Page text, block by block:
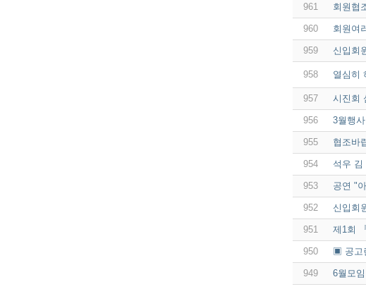
961 회원협
960 회원여
959 신입회
958 열심히
957 시진회
956 3월행
955 협조바
954 석우 김
953 공연 "
952 신입회
951 제1회
950 ▣ 공고
949 6월모